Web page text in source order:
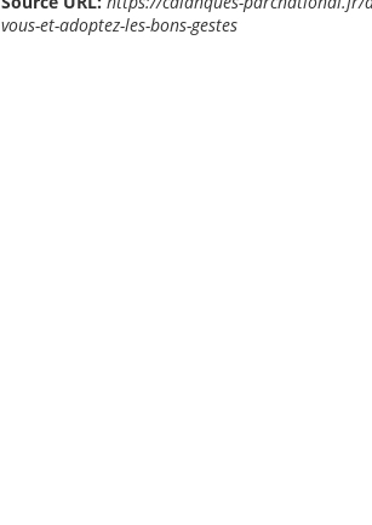
vous-et-adoptez-les-bons-gestes